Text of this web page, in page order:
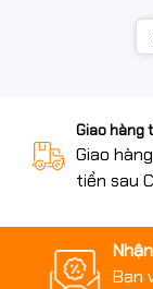
Giao hàng
Giao
tiền sau
Bạn